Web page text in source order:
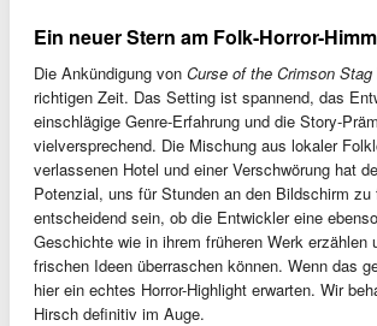
Ein neuer Stern am Folk-Horror-
Die Ankündigung von Curse of the Crimson Stag
richtigen Zeit. Das Setting ist spannend, das
einschlägige Genre-Erfahrung und die Story-
vielversprechend. Die Mischung aus lokaler
verlassenen Hotel und einer Verschwörung hat
Potenzial, uns für Stunden an den Bildschirm
entscheidend sein, ob die Entwickler eine
Geschichte wie in ihrem früheren Werk erzählen
frischen Ideen überraschen können. Wenn das
hier ein echtes Horror-Highlight erwarten. Wir
Hirsch definitiv im Auge.